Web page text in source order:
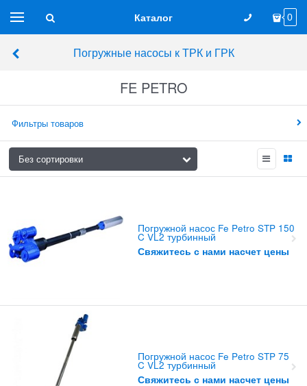
Каталог 0
Погружные насосы к ТРК и ГРК
FE PETRO
Фильтры товаров
Погружной насос Fe Petro STP 150
C VL2 турбинный
Свяжитесь с нами насчет цены
Погружной насос Fe Petro STP 75
C VL2 турбинный
Свяжитесь с нами насчет цены